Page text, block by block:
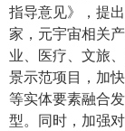
指导意见》，提
家，元宇宙相关
业、医疗、文旅
景示范项目，加
等实体要素融合
型。同时，加强